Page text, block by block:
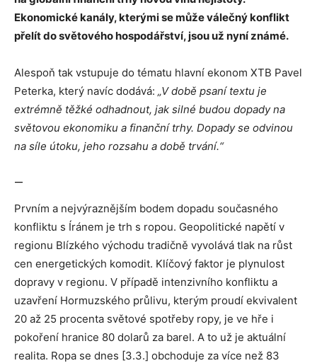
Ekonomické kanály, kterými se může válečný konflikt
přelít do světového hospodářství, jsou už nyní známé.
Alespoň tak vstupuje do tématu hlavní ekonom XTB Pavel
Peterka, který navíc dodává: „V době psaní textu je
extrémně těžké odhadnout, jak silné budou dopady na
světovou ekonomiku a finanční trhy. Dopady se odvinou
na síle útoku, jeho rozsahu a době trvání.“
—
Prvním a nejvýraznějším bodem dopadu současného
konfliktu s Íránem je trh s ropou. Geopolitické napětí v
regionu Blízkého východu tradičně vyvolává tlak na růst
cen energetických komodit. Klíčový faktor je plynulost
dopravy v regionu. V případě intenzivního konfliktu a
uzavření Hormuzského průlivu, kterým proudí ekvivalent
20 až 25 procenta světové spotřeby ropy, je ve hře i
pokoření hranice 80 dolarů za barel. A to už je aktuální
realita. Ropa se dnes [3.3.] obchoduje za více než 83